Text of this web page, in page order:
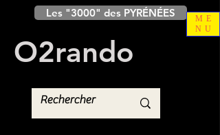
Les "3000" des PYRÉNÉES
O2rando
ME
NU